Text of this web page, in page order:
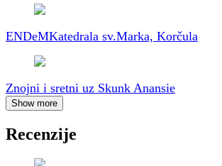
ENDeMKatedrala sv.Marka, Korčula
Znojni i sretni uz Skunk Anansie
Show more
Recenzije